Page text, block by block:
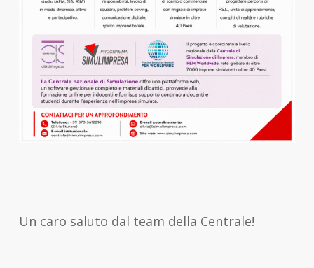
Un caro saluto dal team della Centrale!